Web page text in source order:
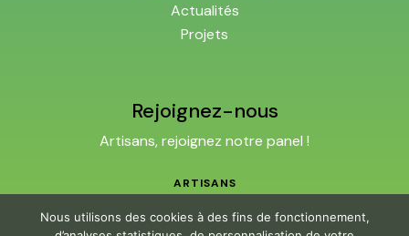
Actualités
Projets
Rejoignez-nous
Artisans, rejoignez notre panel !
ARTISANS
Nous utilisons des cookies à des fins de fonctionnement,